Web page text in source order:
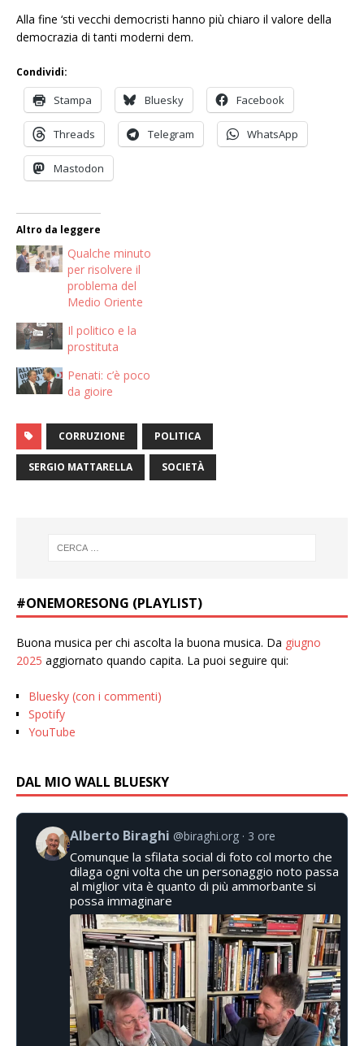
Alla fine ‘sti vecchi democristi hanno più chiaro il valore della
democrazia di tanti moderni dem.
Condividi:
Stampa Bluesky Facebook
Threads Telegram WhatsApp
Mastodon
Altro da leggere
Qualche minuto
per risolvere il
problema del
Medio Oriente
Il politico e la
prostituta
Penati: c’è poco
da gioire
CORRUZIONE POLITICA
SERGIO MATTARELLA SOCIETÀ
#ONEMORESONG (PLAYLIST)
Buona musica per chi ascolta la buona musica. Da giugno
2025 aggiornato quando capita. La puoi seguire qui:
Bluesky (con i commenti)
Spotify
YouTube
DAL MIO WALL BLUESKY
Alberto Biraghi @biraghi.org 3 ore
Comunque la sfilata social di foto col morto che
dilaga ogni volta che un personaggio noto passa
al miglior vita è quanto di più ammorbante si
possa immaginare